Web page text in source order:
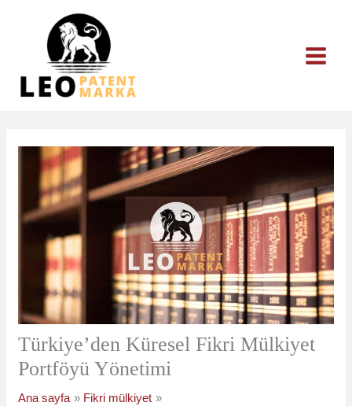
Türkiye’den Küresel Fikri Mülkiyet
Portföyü Yönetimi
Ana sayfa
Fikri mülkiyet